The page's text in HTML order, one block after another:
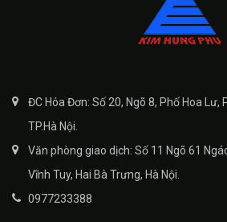
ĐC Hóa Đơn: Số 20, Ngõ 8, Phố Hoa Lư,
TP.Hà Nội.
Văn phòng giao dịch: Số 11 Ngõ 61
Vĩnh Tuy, Hai Bà Trưng, Hà Nội.
0977233388